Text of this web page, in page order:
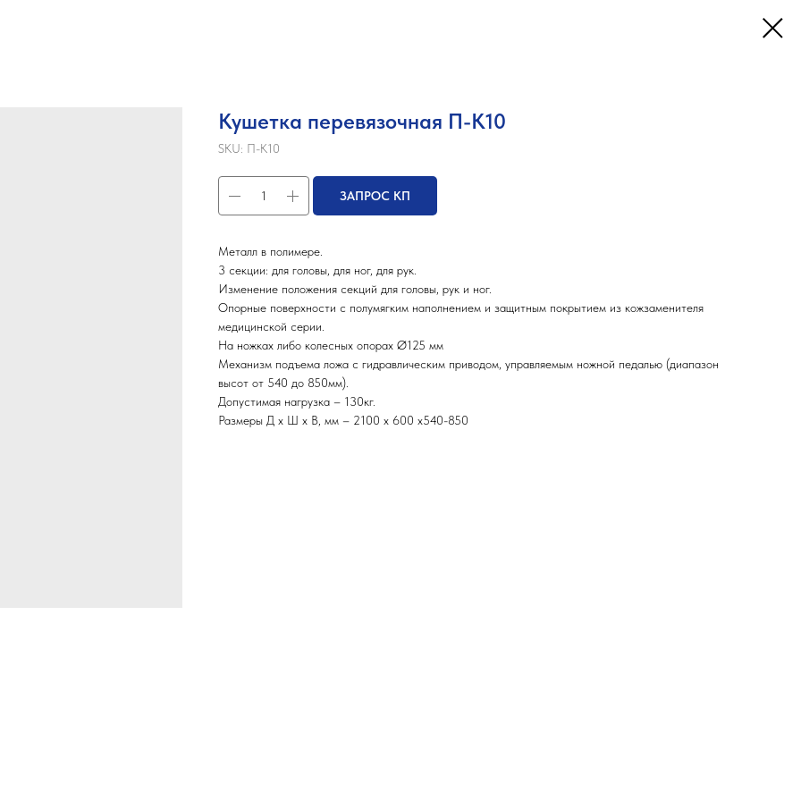
Кушетка перевязочная П-К10
SKU: П-К10
ЗАПРОС КП
Металл в полимере.
3 секции: для головы, для ног, для рук.
Изменение положения секций для головы, рук и ног.
Опорные поверхности с полумягким наполнением и защитным покрытием из кожзаменителя
медицинской серии.
На ножках либо колесных опорах Ø125 мм
Механизм подъема ложа с гидравлическим приводом, управляемым ножной педалью (диапазон
высот от 540 до 850мм).
Допустимая нагрузка – 130кг.
Размеры Д х Ш х В, мм – 2100 х 600 х540-850